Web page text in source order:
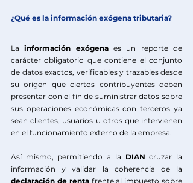
¿Qué es la información exógena tributaria?
La información exógena es un reporte de
carácter obligatorio que contiene el conjunto
de datos exactos, verificables y trazables desde
su origen que ciertos contribuyentes deben
presentar con el fin de suministrar datos sobre
sus operaciones económicas con terceros ya
sean clientes, usuarios u otros que intervienen
en el funcionamiento externo de la empresa.
Así mismo, permitiendo a la DIAN cruzar la
declaración de renta frente al impuesto sobre